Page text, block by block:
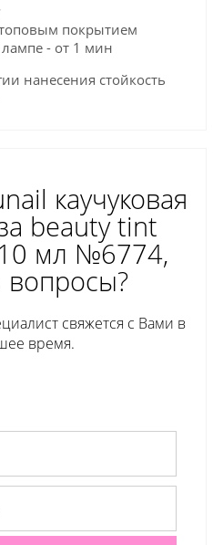
покрытием
- от 1 мин
нанесения стойкость
каучуковая
beauty tint
мл №6774,
вопросы?
свяжется с Вами в
время.